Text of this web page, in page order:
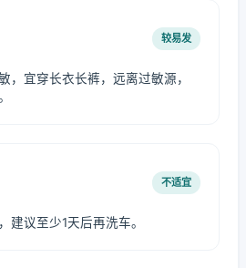
较易发
，宜穿长衣长裤，远离过敏源，
不适宜
建议至少1天后再洗车。